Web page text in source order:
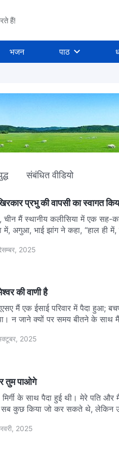
हैं!
भजन पाठ
संबंधित वीडियो
प्रभु की वापसी का स्वागत
चीन मैं स्थानीय कलीसिया में एक सह-
में, अगुआ, भाई झांग ने कहा, “हाल ही
2025
की वाणी है
मैं एक ईसाई परिवार में पैदा हुआ;
न जाने क्यों पर समय बीतने के साथ
2025
तुम पाओगे
मिर्गी के साथ पैदा हुई थी। मेरे पति
कुछ किया जो कर सकते थे, लेकिन
2025